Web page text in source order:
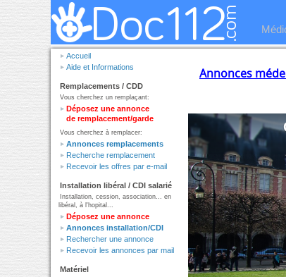
Accueil
Aide et Informations
Remplacements / CDD
Vous cherchez un remplaçant:
Déposez une annonce
de remplacement/garde
Vous cherchez à remplacer:
Annonces remplacements
Recherche remplacement
Recevoir les offres par e-mail
Installation libéral / CDI salarié
Installation, cession, association... en
libéral, à l'hopital...
Déposez une annonce
Annonces installation/CDI
Rechercher une annonce
Recevoir les annonces par mail
Matériel
Annonces